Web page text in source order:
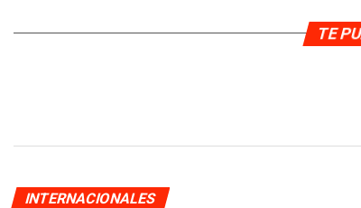
TE
INTERNACIONALES